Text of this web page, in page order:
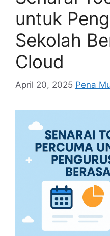
untuk
Sekolah
Cloud
April 20, 2025 Pena